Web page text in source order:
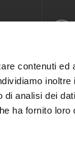
contenuti
analisi dei
ha fornito
il